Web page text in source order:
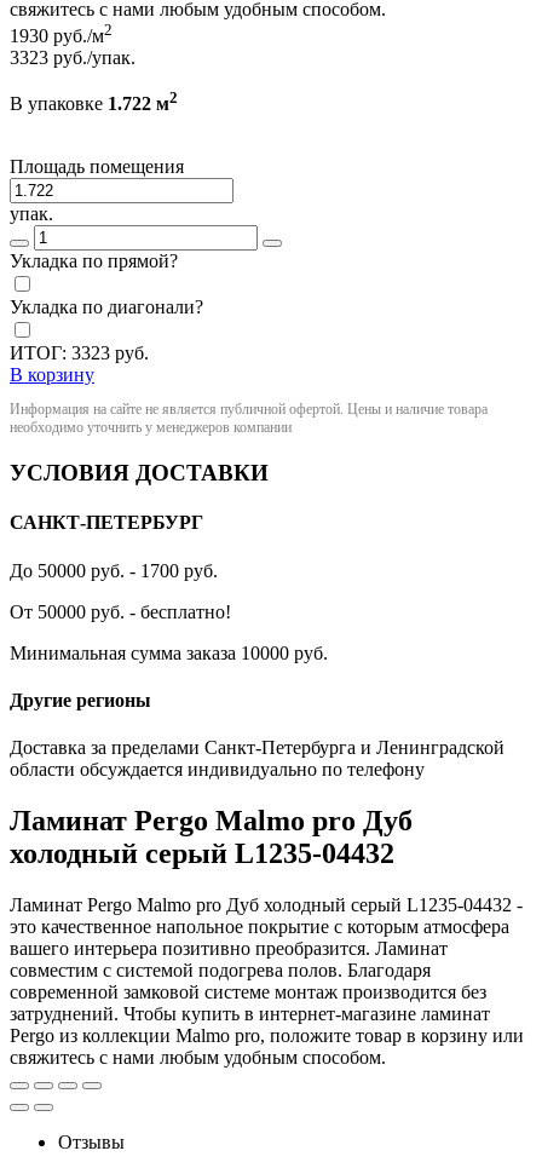
свяжитесь с нами любым удобным способом.
1930 руб./м2
3323 руб./упак.
В упаковке 1.722 м2
Площадь помещения
упак.
Укладка по прямой?
Укладка по диагонали?
ИТОГ: 3323 руб.
В корзину
Информация на сайте не является публичной офертой. Цены и наличие товара
необходимо уточнить у менеджеров компании
УСЛОВИЯ ДОСТАВКИ
САНКТ-ПЕТЕРБУРГ
До 50000 руб. - 1700 руб.
От 50000 руб. - бесплатно!
Минимальная сумма заказа 10000 руб.
Другие регионы
Доставка за пределами Санкт-Петербурга и Ленинградской
области обсуждается индивидуально по телефону
Ламинат Pergo Malmo pro Дуб
холодный серый L1235-04432
Ламинат Pergo Malmo pro Дуб холодный серый L1235-04432 -
это качественное напольное покрытие с которым атмосфера
вашего интерьера позитивно преобразится. Ламинат
совместим с системой подогрева полов. Благодаря
современной замковой системе монтаж производится без
затруднений. Чтобы купить в интернет-магазине ламинат
Pergo из коллекции Malmo pro, положите товар в корзину или
свяжитесь с нами любым удобным способом.
Отзывы